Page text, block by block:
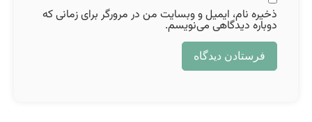
ذخیره نام، ایمیل و وبسایت من در مرورگر برای زمانی که
دوباره دیدگاهی می‌نویسم.